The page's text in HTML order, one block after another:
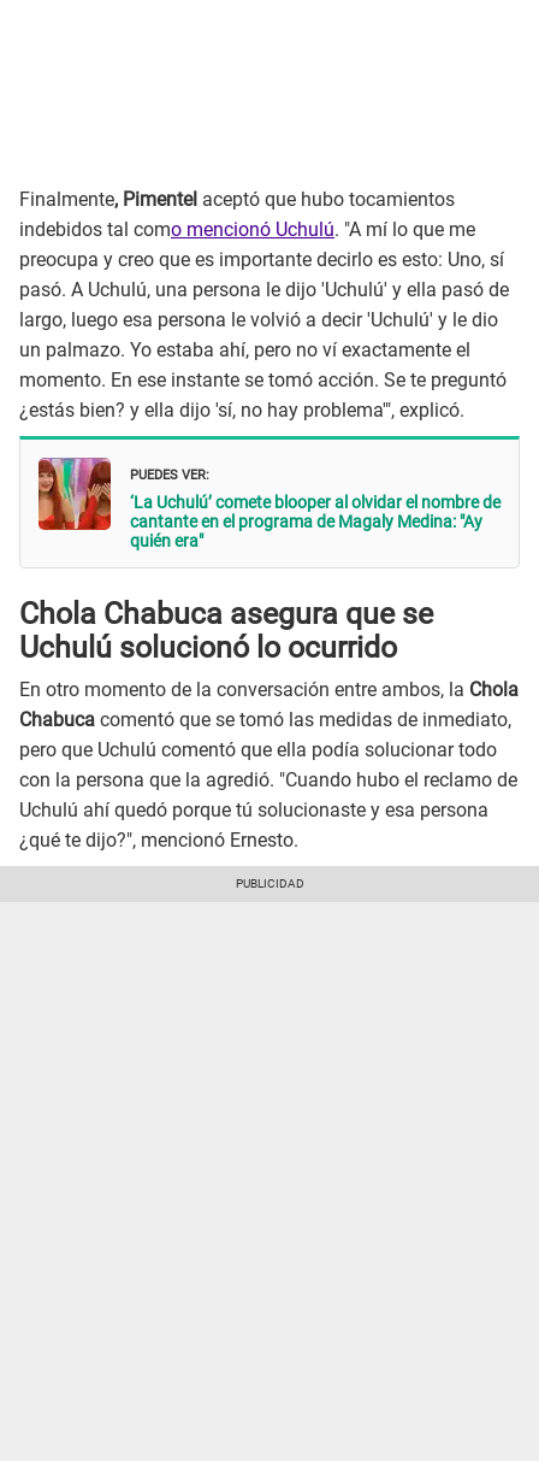
Finalmente, Pimentel aceptó que hubo tocamientos
indebidos tal como mencionó Uchulú. "A mí lo que me
preocupa y creo que es importante decirlo es esto: Uno, sí
pasó. A Uchulú, una persona le dijo 'Uchulú' y ella pasó de
largo, luego esa persona le volvió a decir 'Uchulú' y le dio
un palmazo. Yo estaba ahí, pero no ví exactamente el
momento. En ese instante se tomó acción. Se te preguntó
¿estás bien? y ella dijo 'sí, no hay problema'", explicó.
PUEDES VER:
‘La Uchulú’ comete blooper al olvidar el nombre de
cantante en el programa de Magaly Medina: "Ay
quién era"
Chola Chabuca asegura que se
Uchulú solucionó lo ocurrido
En otro momento de la conversación entre ambos, la Chola
Chabuca comentó que se tomó las medidas de inmediato,
pero que Uchulú comentó que ella podía solucionar todo
con la persona que la agredió. "Cuando hubo el reclamo de
Uchulú ahí quedó porque tú solucionaste y esa persona
¿qué te dijo?", mencionó Ernesto.